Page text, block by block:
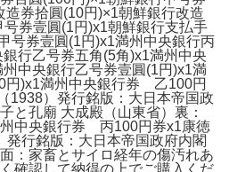
券拾圓(10円)×1朝鮮銀行改造
券壹圓(1円)x1朝鮮銀行支払手
号券壹圓(1円)x1満州中央銀行丙
行乙号券五角(5角)x1満州中央
中央銀行乙号券壹圓(1円)x1満
円)x1満州中央銀行券 乙100円
1938）発行銘版：大日本帝国政
と孔廟 大成殿（山東省）裏：
中央銀行券 丙100円券x1康徳
発行銘版：大日本帝国政府内閣
：家畜とサイロ経年の傷汚れあ
確認して納得の上でご購入くだ